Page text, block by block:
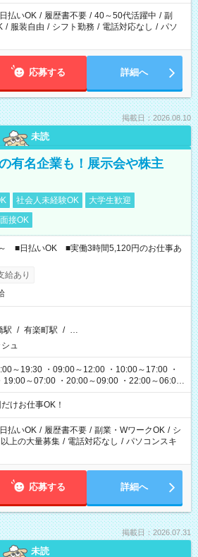
日払いOK / 履歴書不要 / 40～50代活躍中 / 副
/ 服装自由 / シフト勤務 / 電話対応なし / パソ
応募する 詳細へ
掲載日：2026.08.10
未読
有名企業も！展示会や株主
社会人未経験OK
大学生歓迎
接OK
■日払いOK ■実働3時間5,120円のお仕事あ
給あり
駅 / 有楽町駅 / …
ュ
～19:30 ・09:00～12:00 ・10:00～17:00 ・
19:00～07:00 ・20:00～09:00 ・22:00～06:00
けお仕事OK！
日払いOK / 履歴書不要 / 副業・WワークOK / シ
上の大量募集 / 電話対応なし / パソコンスキ
応募する 詳細へ
掲載日：2026.07.31
未読